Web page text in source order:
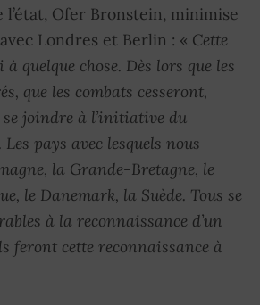
Ofer Bronstein, minimise
Londres et Berlin : « Cette
quelque chose. Dès lors que les
que les combats cesseront,
se joindre à l’initiative du
pays avec lesquels nous
la Grande-Bretagne, le
le Danemark, la Suède. Tous se
à la reconnaissance d’un
feront cette reconnaissance à